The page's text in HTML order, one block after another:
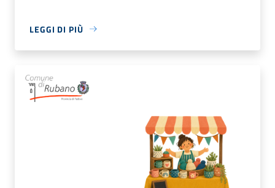
LEGGI DI PIÙ